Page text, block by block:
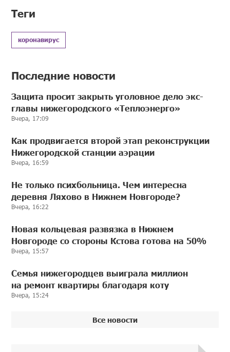
Теги
коронавирус
Последние новости
Защита просит закрыть уголовное дело экс-
главы нижегородского «Теплоэнерго»
Вчера, 17:09
Как продвигается второй этап реконструкции
Нижегородской станции аэрации
Вчера, 16:59
Не только психбольница. Чем интересна
деревня Ляхово в Нижнем Новгороде?
Вчера, 16:22
Новая кольцевая развязка в Нижнем
Новгороде со стороны Кстова готова на 50%
Вчера, 15:57
Семья нижегородцев выиграла миллион
на ремонт квартиры благодаря коту
Вчера, 15:24
Все новости